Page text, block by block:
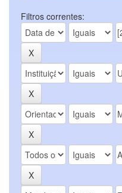
Filtros correntes: